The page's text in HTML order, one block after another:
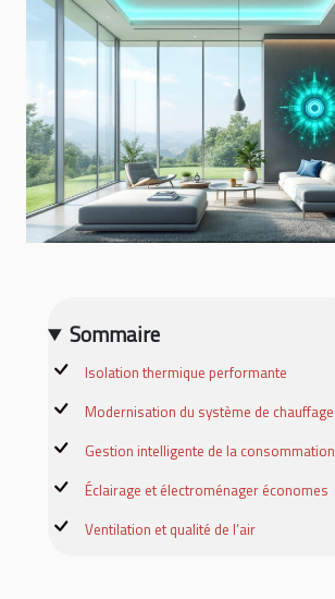
Sommaire
Isolation thermique performante
Modernisation du système de chauffage
Gestion intelligente de la consommation
Éclairage et électroménager économes
Ventilation et qualité de l’air